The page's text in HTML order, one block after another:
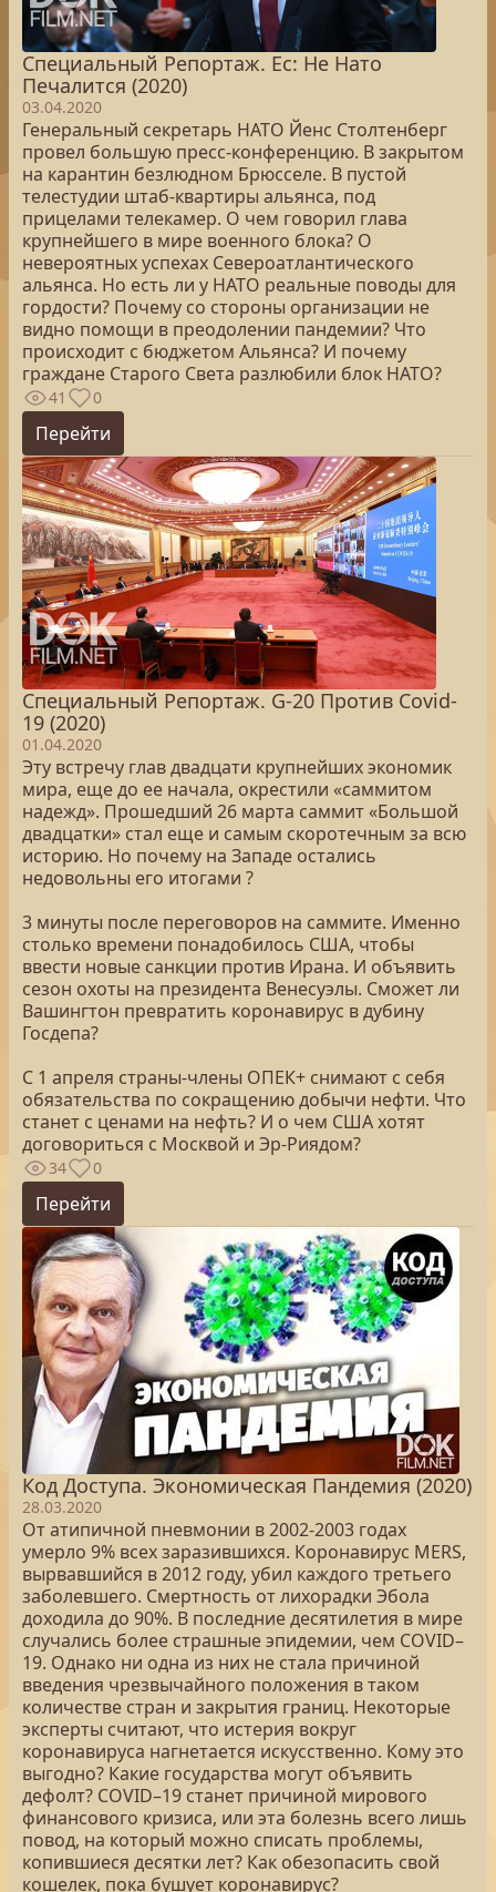
Специальный Репортаж. Ес: Не Нато
Печалится (2020)
03.04.2020
Генеральный секретарь НАТО Йенс Столтенберг
провел большую пресс-конференцию. В закрытом
на карантин безлюдном Брюсселе. В пустой
телестудии штаб-квартиры альянса, под
прицелами телекамер. О чем говорил глава
крупнейшего в мире военного блока? О
невероятных успехах Североатлантического
альянса. Но есть ли у НАТО реальные поводы для
гордости? Почему со стороны организации не
видно помощи в преодолении пандемии? Что
происходит с бюджетом Альянса? И почему
граждане Старого Света разлюбили блок НАТО?
41 0
Перейти
Специальный Репортаж. G-20 Против Covid-
19 (2020)
01.04.2020
Эту встречу глав двадцати крупнейших экономик
мира, еще до ее начала, окрестили «саммитом
надежд». Прошедший 26 марта саммит «Большой
двадцатки» стал еще и самым скоротечным за всю
историю. Но почему на Западе остались
недовольны его итогами ?
3 минуты после переговоров на саммите. Именно
столько времени понадобилось США, чтобы
ввести новые санкции против Ирана. И объявить
сезон охоты на президента Венесуэлы. Сможет ли
Вашингтон превратить коронавирус в дубину
Госдепа?
С 1 апреля страны-члены ОПЕК+ снимают с себя
обязательства по сокращению добычи нефти. Что
станет с ценами на нефть? И о чем США хотят
договориться с Москвой и Эр-Риядом?
34 0
Перейти
Код Доступа. Экономическая Пандемия (2020)
28.03.2020
От атипичной пневмонии в 2002-2003 годах
умерло 9% всех заразившихся. Коронавирус MERS,
вырвавшийся в 2012 году, убил каждого третьего
заболевшего. Смертность от лихорадки Эбола
доходила до 90%. В последние десятилетия в мире
случались более страшные эпидемии, чем COVID–
19. Однако ни одна из них не стала причиной
введения чрезвычайного положения в таком
количестве стран и закрытия границ. Некоторые
эксперты считают, что истерия вокруг
коронавируса нагнетается искусственно. Кому это
выгодно? Какие государства могут объявить
дефолт? COVID–19 станет причиной мирового
финансового кризиса, или эта болезнь всего лишь
повод, на который можно списать проблемы,
копившиеся десятки лет? Как обезопасить свой
кошелек, пока бушует коронавирус?